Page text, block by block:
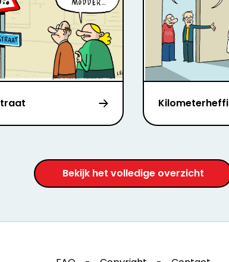
Bekijk het volledige overzicht